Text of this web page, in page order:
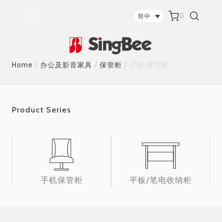
简中 0
Home / 办公及影音家具 / 保管柜 /
Product Series
手机保管柜 平板/笔电收纳柜